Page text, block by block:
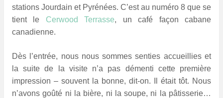
stations Jourdain et Pyrénées. C’est au numéro 8 que se
tient le Cerwood Terrasse, un café façon cabane
canadienne.
Dès l’entrée, nous nous sommes senties accueillies et
la suite de la visite n’a pas démenti cette première
impression – souvent la bonne, dit-on. Il était tôt. Nous
n’avons goûté ni la bière, ni la soupe, ni la pâtisserie…